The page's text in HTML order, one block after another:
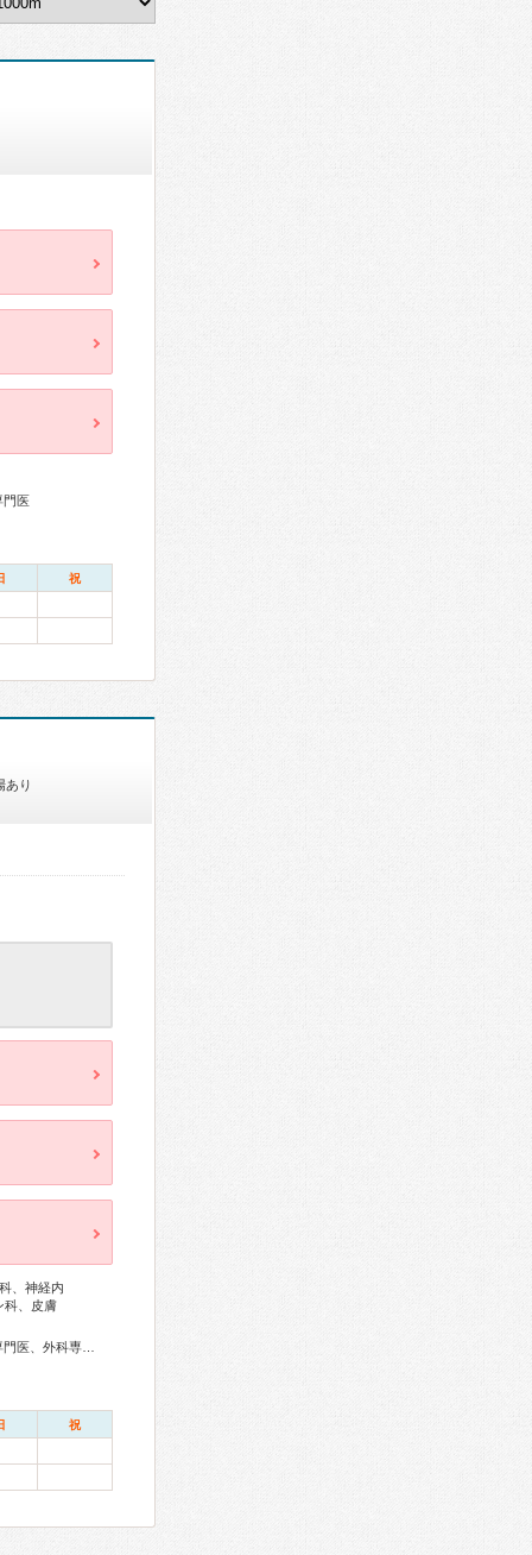
門医
祝
あり
、神経内
科、皮膚
祝